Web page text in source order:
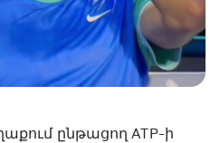
ընթացող ATP-ի